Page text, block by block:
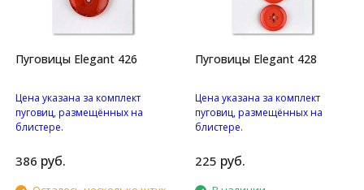
Пуговицы Elegant 426
Цена указана за комплект
пуговиц, размещённых на
блистере.
блестками пуговицы с
двумя отверстиями.
386 руб.
Пуговицы Elegant 428
Цена указана за комплект
пуговиц, размещённых на
блистере.
отверстиями.
225 руб.